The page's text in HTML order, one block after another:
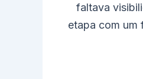
faltava
etapa com um